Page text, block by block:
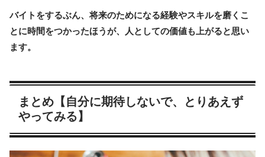
バイトをするぶん、将来のためになる経験やスキルを磨くこ
とに時間をつかったほうが、人としての価値も上がると思い
ます。
まとめ【自分に期待しないで、とりあえず
やってみる】